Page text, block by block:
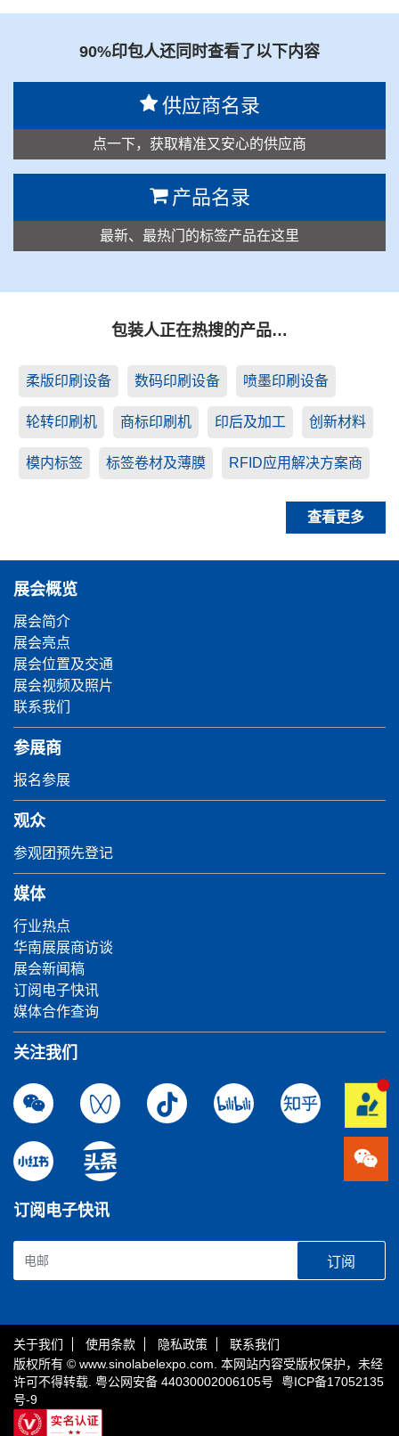
90%印包人还同时查看了以下内容
供应商名录
点一下，获取精准又安心的供应商
产品名录
最新、最热门的标签产品在这里
包装人正在热搜的产品…
柔版印刷设备 数码印刷设备 喷墨印刷设备
轮转印刷机 商标印刷机 印后及加工 创新材料
模内标签 标签卷材及薄膜 RFID应用解决方案商
查看更多
展会概览
展会简介
展会亮点
展会位置及交通
展会视频及照片
联系我们
参展商
报名参展
观众
参观团预先登记
媒体
行业热点
华南展展商访谈
展会新闻稿
订阅电子快讯
媒体合作查询
关注我们
订阅电子快讯
订阅
关于我们 使用条款 隐私政策
联系我们
版权所有 © www.sinolabelexpo.com. 本网站内容受版权保护，未经
许可不得转载. 粤公网安备 44030002006105号
粤ICP备17052135
号-9